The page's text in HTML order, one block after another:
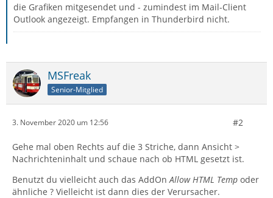
die Grafiken mitgesendet und - zumindest im Mail-Client
Outlook angezeigt. Empfangen in Thunderbird nicht.
MSFreak
Senior-Mitglied
3. November 2020 um 12:56 #2
Gehe mal oben Rechts auf die 3 Striche, dann Ansicht >
Nachrichteninhalt und schaue nach ob HTML gesetzt ist.
Benutzt du vielleicht auch das AddOn Allow HTML Temp oder
ähnliche ? Vielleicht ist dann dies der Verursacher.